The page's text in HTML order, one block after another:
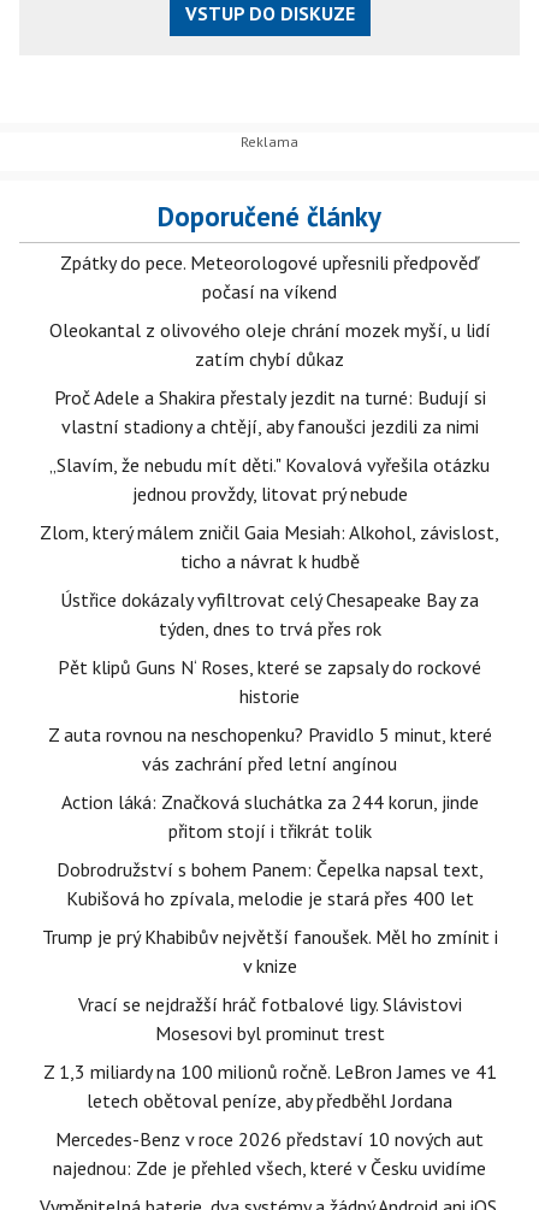
VSTUP DO DISKUZE
Doporučené články
Zpátky do pece. Meteorologové upřesnili předpověď
počasí na víkend
Oleokantal z olivového oleje chrání mozek myší, u lidí
zatím chybí důkaz
Proč Adele a Shakira přestaly jezdit na turné: Budují si
vlastní stadiony a chtějí, aby fanoušci jezdili za nimi
„Slavím, že nebudu mít děti." Kovalová vyřešila otázku
jednou provždy, litovat prý nebude
Zlom, který málem zničil Gaia Mesiah: Alkohol, závislost,
ticho a návrat k hudbě
Ústřice dokázaly vyfiltrovat celý Chesapeake Bay za
týden, dnes to trvá přes rok
Pět klipů Guns N‘ Roses, které se zapsaly do rockové
historie
Z auta rovnou na neschopenku? Pravidlo 5 minut, které
vás zachrání před letní angínou
Action láká: Značková sluchátka za 244 korun, jinde
přitom stojí i třikrát tolik
Dobrodružství s bohem Panem: Čepelka napsal text,
Kubišová ho zpívala, melodie je stará přes 400 let
Trump je prý Khabibův největší fanoušek. Měl ho zmínit i
v knize
Vrací se nejdražší hráč fotbalové ligy. Slávistovi
Mosesovi byl prominut trest
Z 1,3 miliardy na 100 milionů ročně. LeBron James ve 41
letech obětoval peníze, aby předběhl Jordana
Mercedes-Benz v roce 2026 představí 10 nových aut
najednou: Zde je přehled všech, které v Česku uvidíme